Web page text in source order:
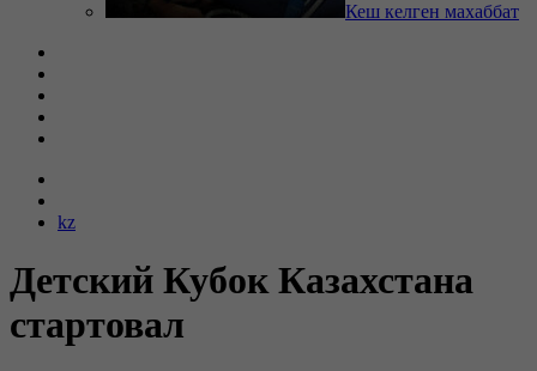
Кеш келген махаббат
kz
Детский Кубок Казахстана
стартовал